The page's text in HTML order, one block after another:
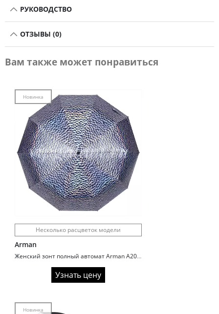
РУКОВОДСТВО
ОТЗЫВЫ (0)
Вам также может понравиться
Новинка
Несколько расцветок модели
Arman
Женский зонт полный автомат Arman A2008 полиэстер голограмма
Узнать цену
Новинка